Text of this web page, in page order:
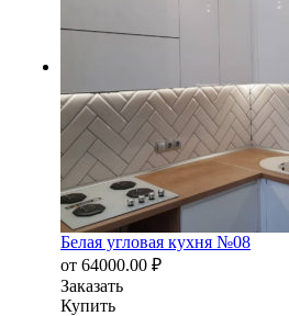
Белая угловая кухня №08
от 64000.00 ₽
Заказать
Купить